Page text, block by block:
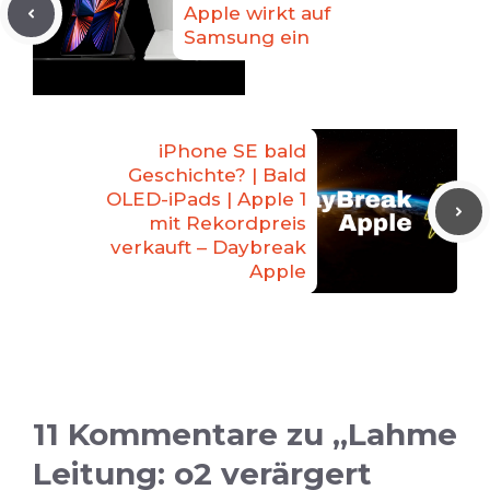
Apple wirkt auf
Samsung ein
iPhone SE bald
Geschichte? | Bald
OLED-iPads | Apple 1
mit Rekordpreis
verkauft – Daybreak
Apple
11 Kommentare zu „Lahme
Leitung: o2 verärgert